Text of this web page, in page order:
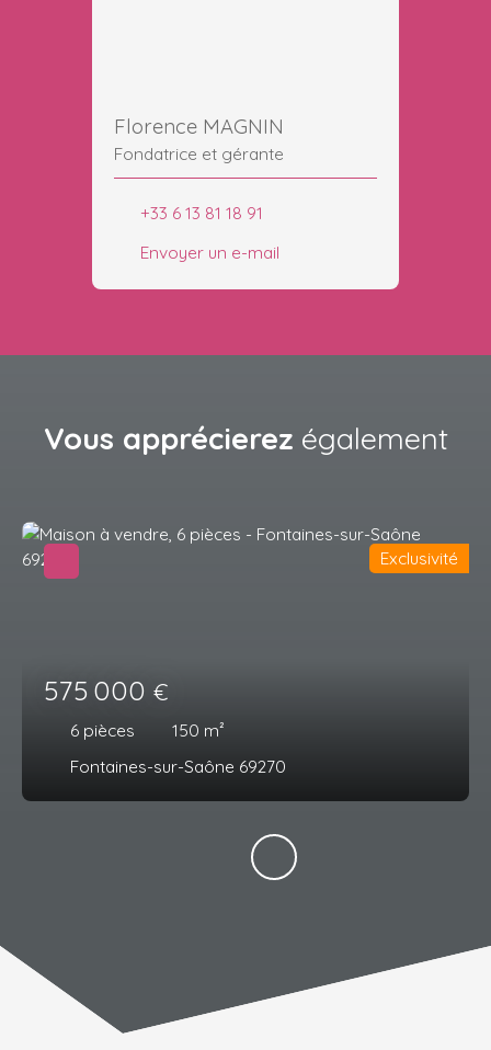
Florence MAGNIN
Fondatrice et gérante
+33 6 13 81 18 91
Envoyer un e-mail
Vous apprécierez également
575 000 €
6 pièces 150 m²
Fontaines-sur-Saône 69270
Exclusivité